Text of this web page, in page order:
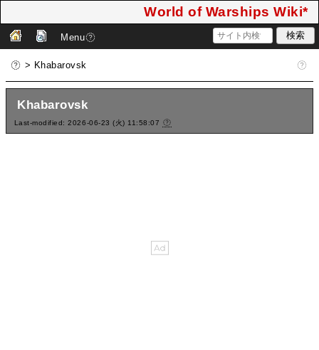
World of Warships Wiki*
Menu
> Khabarovsk
Khabarovsk
Last-modified: 2026-06-23 (火) 11:58:07